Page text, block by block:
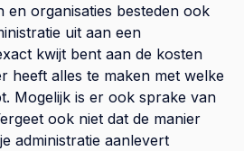
en organisaties besteden ook
uit aan een
kwijt bent aan de kosten
heeft alles te maken met welke
Mogelijk is er ook sprake van
ook niet dat de manier
administratie aanlevert